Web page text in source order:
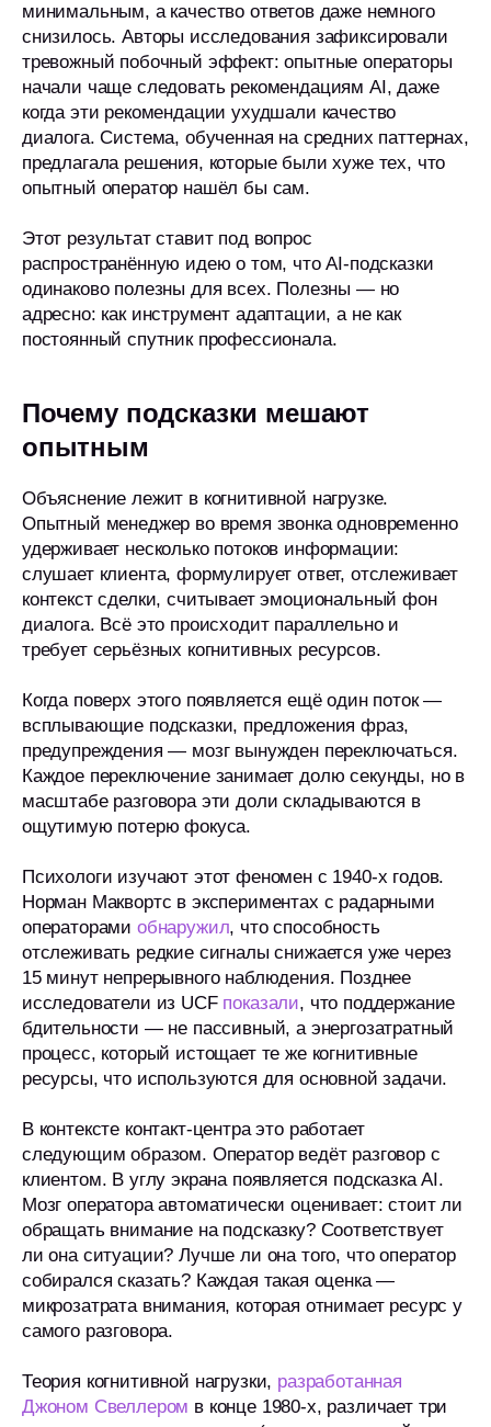
минимальным, а качество ответов даже немного
снизилось. Авторы исследования зафиксировали
тревожный побочный эффект: опытные операторы
начали чаще следовать рекомендациям AI, даже
когда эти рекомендации ухудшали качество
диалога. Система, обученная на средних паттернах,
предлагала решения, которые были хуже тех, что
опытный оператор нашёл бы сам.
Этот результат ставит под вопрос
распространённую идею о том, что AI-подсказки
одинаково полезны для всех. Полезны — но
адресно: как инструмент адаптации, а не как
постоянный спутник профессионала.
Почему подсказки мешают
опытным
Объяснение лежит в когнитивной нагрузке.
Опытный менеджер во время звонка одновременно
удерживает несколько потоков информации:
слушает клиента, формулирует ответ, отслеживает
контекст сделки, считывает эмоциональный фон
диалога. Всё это происходит параллельно и
требует серьёзных когнитивных ресурсов.
Когда поверх этого появляется ещё один поток —
всплывающие подсказки, предложения фраз,
предупреждения — мозг вынужден переключаться.
Каждое переключение занимает долю секунды, но в
масштабе разговора эти доли складываются в
ощутимую потерю фокуса.
Психологи изучают этот феномен с 1940-х годов.
Норман Маквортс в экспериментах с радарными
операторами обнаружил, что способность
отслеживать редкие сигналы снижается уже через
15 минут непрерывного наблюдения. Позднее
исследователи из UCF показали, что поддержание
бдительности — не пассивный, а энергозатратный
процесс, который истощает те же когнитивные
ресурсы, что используются для основной задачи.
В контексте контакт-центра это работает
следующим образом. Оператор ведёт разговор с
клиентом. В углу экрана появляется подсказка AI.
Мозг оператора автоматически оценивает: стоит ли
обращать внимание на подсказку? Соответствует
ли она ситуации? Лучше ли она того, что оператор
собирался сказать? Каждая такая оценка —
микрозатрата внимания, которая отнимает ресурс у
самого разговора.
Теория когнитивной нагрузки, разработанная
Джоном Свеллером в конце 1980-х, различает три